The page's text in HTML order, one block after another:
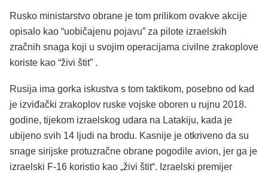
Rusko ministarstvo obrane je tom prilikom ovakve akcije
opisalo kao “uobičajenu pojavu” za pilote izraelskih
zračnih snaga koji u svojim operacijama civilne zrakoplove
koriste kao “živi štit” .
Rusija ima gorka iskustva s tom taktikom, posebno od kad
je izviđački zrakoplov ruske vojske oboren u rujnu 2018.
godine, tijekom izraelskog udara na Latakiju, kada je
ubijeno svih 14 ljudi na brodu. Kasnije je otkriveno da su
snage sirijske protuzračne obrane pogodile avion, jer ga je
izraelski F-16 koristio kao „živi štit“. Izraelski premijer